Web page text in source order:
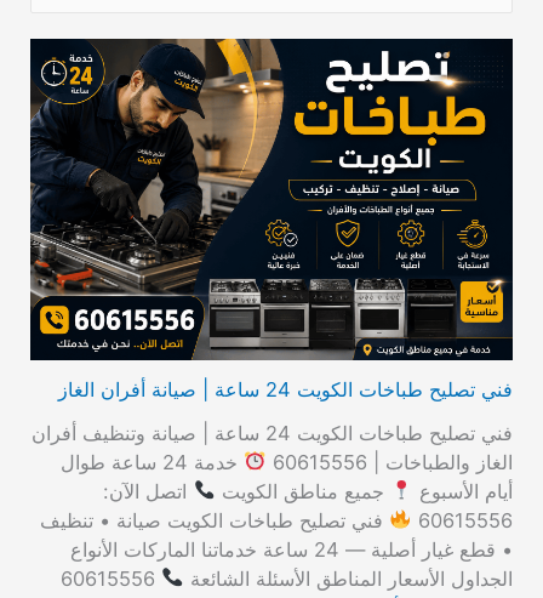
فني تصليح طباخات الكويت 24 ساعة | صيانة أفران الغاز
فني تصليح طباخات الكويت 24 ساعة | صيانة وتنظيف أفران
الغاز والطباخات | 60615556
خدمة 24 ساعة طوال
أيام الأسبوع
جميع مناطق الكويت
اتصل الآن:
60615556
فني تصليح طباخات الكويت صيانة • تنظيف
• قطع غيار أصلية — 24 ساعة خدماتنا الماركات الأنواع
الجداول الأسعار المناطق الأسئلة الشائعة
60615556